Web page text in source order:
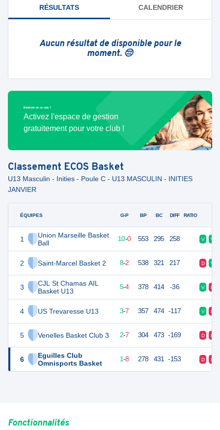
RÉSULTATS CALENDRIER
Aucun résultat de disponible pour le
moment. 😔
Bénévole de ce club ?
Activez l'espace de gestion
gratuitement pour votre club !
Classement ECOS Basket
U13 Masculin - Inities - Poule C - U13 MASCULIN - INITIES
JANVIER
ÉQUIPES
1
Union Marseille Basket
Ball
2 Saint-Marcel Basket 2
3
CJL St Chamas AIL
Basket U13
4 US Trevaresse U13
5 Venelles Basket Club 3
6
Eguilles Club
Omnisports Basket
G-P BP BC DIFF RATIO
20 10 10-0 553 295 258 V V
20 10 8-2 538 321 217 D V
16 5-4 378 414 -36 V D
15 3-7 357 474 -117 V D
13 9 2-7 304 473 -169 D D
10 1-8 278 431 -153 D D
Fonctionnalités